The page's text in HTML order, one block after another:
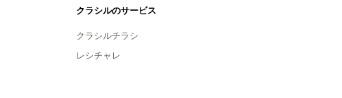
クラシルのサービス
クラシルチラシ
レシチャレ